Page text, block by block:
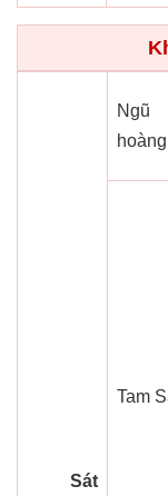
Sát
Ngũ
hoàng
Tam